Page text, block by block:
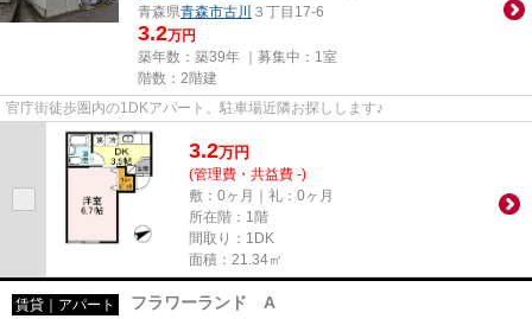
青森県青森市古川 ３丁目17-6
3.2万円
築年数：築39年 ｜募集中： 1室
階数：2階建
官庁街徒歩圏内の1DKアパート。駐車場近隣お探しします♪
3.2万円
(管理費・共益費 -)
敷：0ヶ月｜礼：0ヶ月
所在階：1階
間取り：1DK
面積：21.34㎡
賃貸｜アパート フラワーランド A